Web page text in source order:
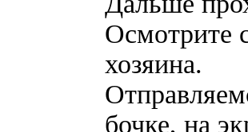
Осмотрите
хозяина.
бочке, на